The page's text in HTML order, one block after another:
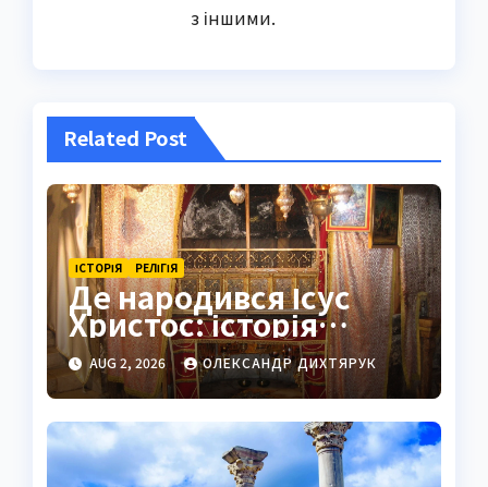
з іншими.
Related Post
ІСТОРІЯ РЕЛІГІЯ
Де народився Ісус
Христос: історія
Віфлеєма та докази
AUG 2, 2026 ОЛЕКСАНДР ДИХТЯРУК